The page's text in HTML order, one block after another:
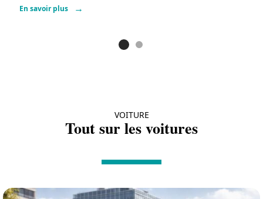
En savoir plus
VOITURE
Tout sur les voitures